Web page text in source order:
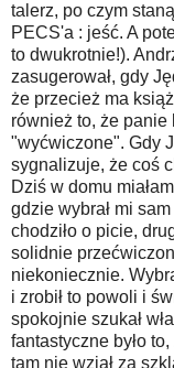
talerz, po czym
PECS'a : jeść. A
to dwukrotnie!).
zasugerował, gdy
że przecież ma
również to, że
"wyćwiczone". Gdy
sygnalizuje, że coś
Dziś w domu
gdzie wybrał mi
chodziło o picie,
solidnie
niekoniecznie.
i zrobił to powoli i
spokojnie szukał
fantastyczne było
tam nie wziął za